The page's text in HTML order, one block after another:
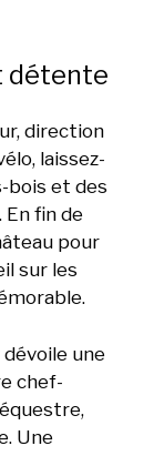
détente
direction
laissez-
bois et des
En fin de
pour
sur les
une
chef-
Une